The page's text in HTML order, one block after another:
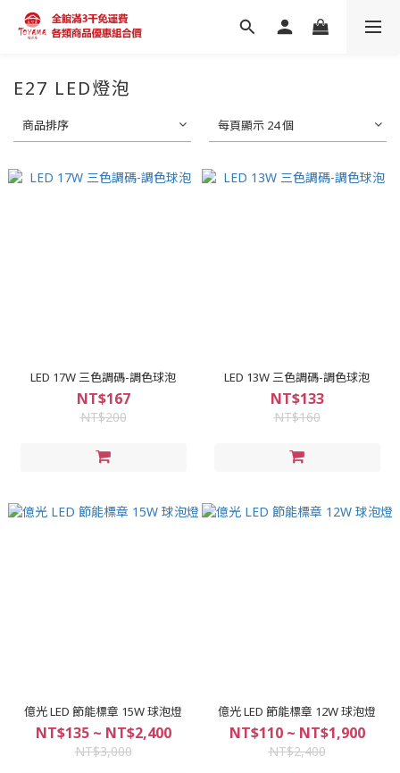
E27 LED燈泡
商品排序 每頁顯示 24 個
LED 17W 三色調碼-調色球泡
NT$167
NT$200
LED 13W 三色調碼-調色球泡
NT$133
NT$160
億光 LED 節能標章 15W 球泡燈
NT$135 ~ NT$2,400
NT$3,000
億光 LED 節能標章 12W 球泡燈
NT$110 ~ NT$1,900
NT$2,400